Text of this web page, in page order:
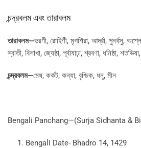
চন্দ্রবলম এবং তারাবলম
তারাবলম—ভরণী, রোহিণী, মৃগশিরা, আর্দ্রা, পুনর্বসু,
স্বাতী, বিশাখা, জ্যেষ্ঠা, পূর্বাষাঢ়া, শ্রবণা, ধনিষ্ঠা,
চন্দ্রবলম—মেষ, কর্কট, কন্যা, বৃশ্চিক, ধনু, মীন
Bengali Panchang—(Surja Sidhanta &
Bengali Date- Bhadro 14, 1429